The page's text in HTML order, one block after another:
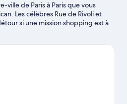
ville de Paris à Paris que vous
Les célèbres Rue de Rivoli et
si une mission shopping est à
ne sont pas votre tasse de thé ?
Tuileries. Envie de vibrer le temps